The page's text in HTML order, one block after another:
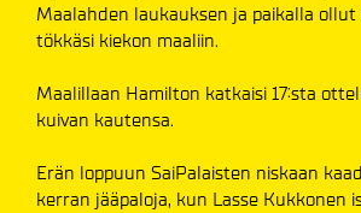
Maalahden laukauksen ja paikalla
tökkäsi kiekon maaliin.
Maalillaan Hamilton katkaisi 17:sta
kuivan kautensa.
Erän loppuun SaiPalaisten niskaan
kerran jääpaloja, kun Lasse Kukkonen